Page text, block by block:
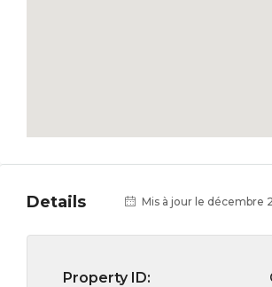
Details Mis à jour le décembre
Property ID: